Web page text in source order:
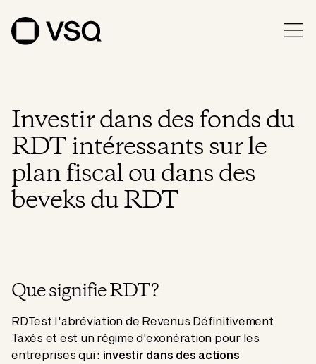
Investir dans des fonds du
RDT intéressants sur le
plan fiscal ou dans des
beveks du RDT
Que signifie RDT?
RDTest l'abréviation de Revenus Définitivement
Taxés et est un régime d'exonération pour les
entreprises qui : investir dans des actions